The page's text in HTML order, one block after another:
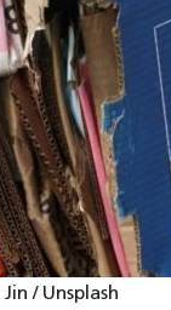
/ Unsplash